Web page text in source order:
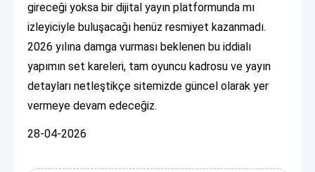
gireceği yoksa bir dijital yayın platformunda mı
izleyiciyle buluşacağı henüz resmiyet kazanmadı.
2026 yılına damga vurması beklenen bu iddialı
yapımın set kareleri, tam oyuncu kadrosu ve yayın
detayları netleştikçe sitemizde güncel olarak yer
vermeye devam edeceğiz.
28-04-2026